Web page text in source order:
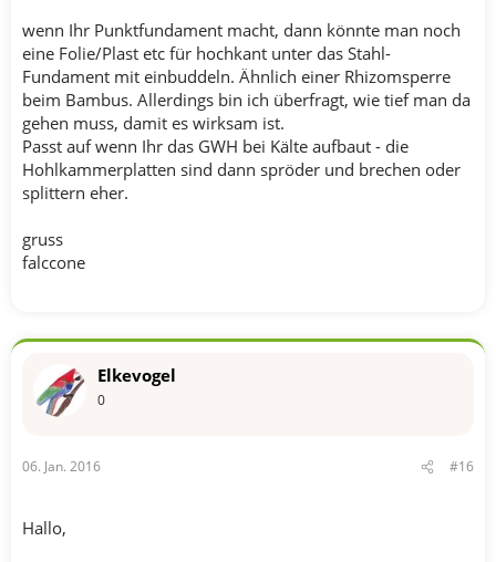
wenn Ihr Punktfundament macht, dann könnte man noch
eine Folie/Plast etc für hochkant unter das Stahl-
Fundament mit einbuddeln. Ähnlich einer Rhizomsperre
beim Bambus. Allerdings bin ich überfragt, wie tief man da
gehen muss, damit es wirksam ist.
Passt auf wenn Ihr das GWH bei Kälte aufbaut - die
Hohlkammerplatten sind dann spröder und brechen oder
splittern eher.
gruss
falccone
Elkevogel
0
06. Jan. 2016 #16
Hallo,